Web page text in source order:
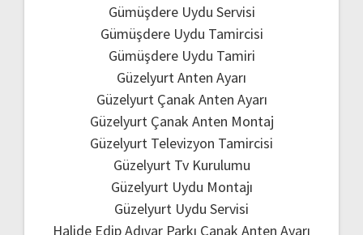
Gümüşdere Uydu Servisi
Gümüşdere Uydu Tamircisi
Gümüşdere Uydu Tamiri
Güzelyurt Anten Ayarı
Güzelyurt Çanak Anten Ayarı
Güzelyurt Çanak Anten Montaj
Güzelyurt Televizyon Tamircisi
Güzelyurt Tv Kurulumu
Güzelyurt Uydu Montajı
Güzelyurt Uydu Servisi
Halide Edip Adıvar Parkı Çanak Anten Ayarı